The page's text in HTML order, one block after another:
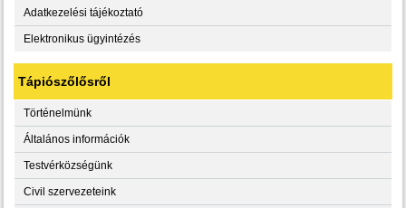
Adatkezelési tájékoztató
Elektronikus ügyintézés
Tápiószőlősről
Történelmünk
Általános információk
Testvérközségünk
Civil szervezeteink